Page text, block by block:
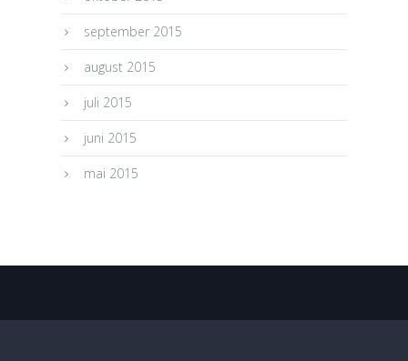
september 2015
august 2015
juli 2015
juni 2015
mai 2015